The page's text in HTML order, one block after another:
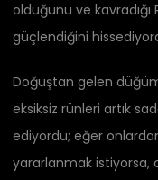
olduğunu ve kavradığı
güçlendiğini
Doğuştan gelen
eksiksiz rünleri artık
ediyordu; eğer
yararlanmak istiyorsa,